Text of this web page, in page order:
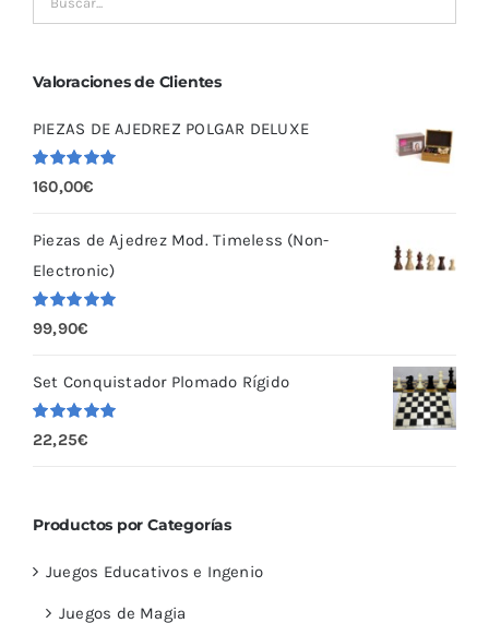
Valoraciones de Clientes
PIEZAS DE AJEDREZ POLGAR DELUXE
Valorado
con 5.00
160,00€
Piezas de Ajedrez Mod. Timeless (Non-
Electronic)
Valorado
con 5.00
99,90€
Set Conquistador Plomado Rígido
Valorado
con
5.00
22,25€
Productos por Categorías
Juegos Educativos e Ingenio
Juegos de Magia